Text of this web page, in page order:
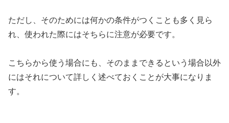
ただし、そのためには何かの条件がつくことも多く見ら
れ、使われた際にはそちらに注意が必要です。
こちらから使う場合にも、そのままできるという場合以外
にはそれについて詳しく述べておくことが大事になりま
す。